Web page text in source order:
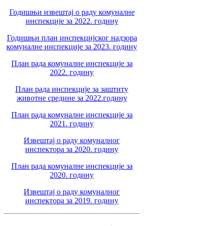
Годишњи извештај о раду комуналне
инспекције за 2022. годину
Годишњи план инспекцијског надзора
комуналне инспекције за 2023. годину
План рада комуналне инспекције за
2022. годину
План рада инспекције за заштиту
животне средине за 2022.годину
План рада комуналне инспекције за
2021. годину
Извештај о раду комуналног
инспектора за 2020. годину
План рада комуналне инспекције за
2020. годину
Извештај о раду комуналног
инспектора за 2019. годину